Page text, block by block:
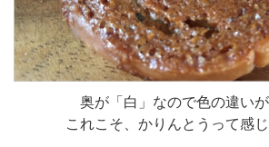
奥が「白」なので色の違い
これこそ、かりんとうって感